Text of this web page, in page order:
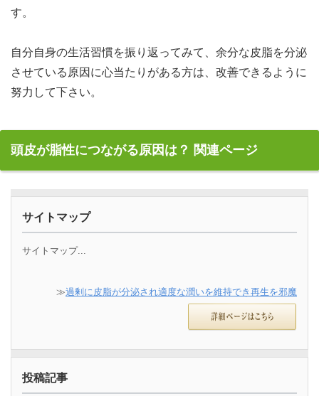
す。
自分自身の生活習慣を振り返ってみて、余分な皮脂を分泌
させている原因に心当たりがある方は、改善できるように
努力して下さい。
頭皮が脂性につながる原因は？ 関連ページ
サイトマップ
サイトマップ...
≫過剰に皮脂が分泌され適度な潤いを維持でき再生を邪魔
投稿記事